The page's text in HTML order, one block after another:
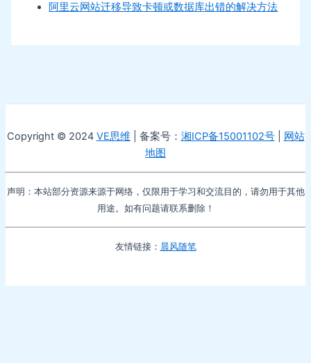
阿里云网站迁移导致卡顿或数据库出错的解决方法
Copyright © 2024 VE思维 | 备案号： 湘ICP备15001102号| 网站
地图
声明：本站部分资源来源于网络，仅限用于学习和交流目的，请勿用于其他
用途。如有问题请联系删除！
友情链接： 晨风随笔